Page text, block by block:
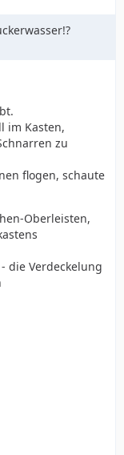
im Kasten,
zu
flogen, schaute
Oberleisten,
die Verdeckelung